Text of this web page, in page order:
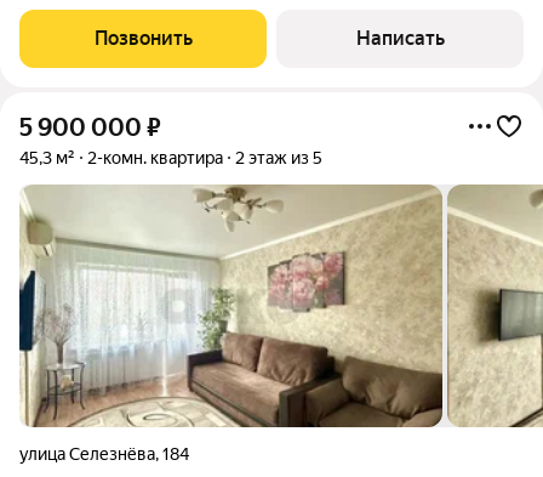
объектами инфраструктуры и развлечений! Уютный и по-
настоящему семейный очаг ждёт новых хозяев! ЕВРО
Позвонить Написать
5 900 000 ₽
45,3 м² 2-комн. квартира 2 этаж из 5
улица Селезнёва,184